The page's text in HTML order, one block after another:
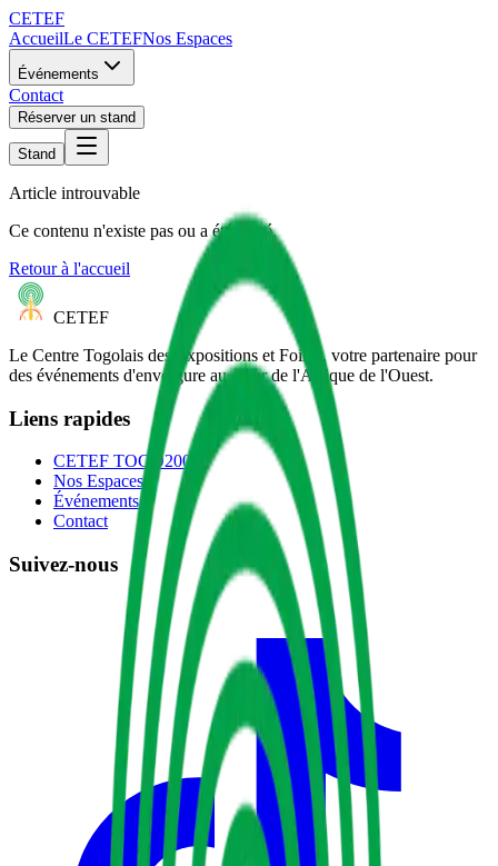
CETEF
AccueilLe CETEFNos Espaces
Événements
Contact
Réserver un stand
Stand
Article introuvable
Ce contenu n'existe pas ou a été retiré.
Retour à l'accueil
CETEF
Le Centre Togolais des Expositions et Foires, votre partenaire pour
des événements d'envergure au cœur de l'Afrique de l'Ouest.
Liens rapides
CETEF TOGO2000
Nos Espaces
Événements
Contact
Suivez-nous